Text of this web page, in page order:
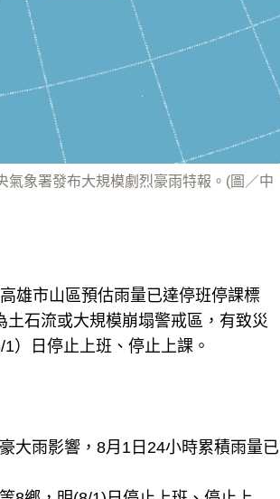
氣象署發布大規模劇烈豪雨特報。(圖／中
雄市山區預估雨量已達停班停課標
石流或大規模崩塌警戒區，有致災
）日停止上班、停止上課。
大雨影響，8月1日24小時累積雨量已